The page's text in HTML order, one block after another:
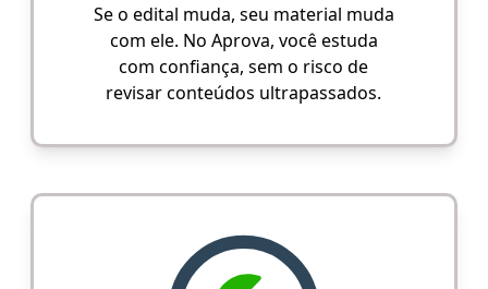
Se o edital muda, seu material muda
com ele. No Aprova, você estuda
com confiança, sem o risco de
revisar conteúdos ultrapassados.